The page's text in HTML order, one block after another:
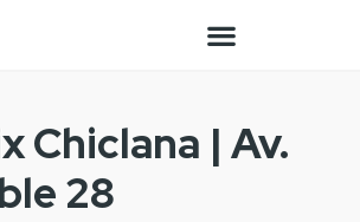
Chiclana | Av.
28